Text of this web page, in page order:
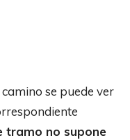
se puede ver
tramo no supone